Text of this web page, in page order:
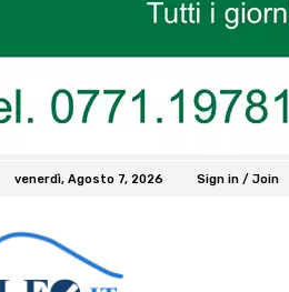
venerdì, Agosto 7, 2026 Sign in / Join